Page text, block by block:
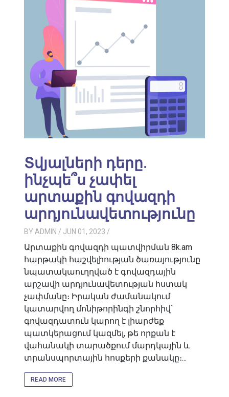
Տվյալների դերը.
ինչպե՞ս չափել
արտաքին գովազդի
արդյունավետությունը
BY ADMIN / JUN 01, 2023 /
Արտաքին գովազդի պատվիրման 8k.am
հարթակի հաշվելիության ծառայությունը
նպատակաուղղված է գովազդային
արշավի արդյունավետության հստակ
չափմանը։ Իրական ժամանակում
կատարվող մոնիթորինգի շնորհիվ՝
գովազդատուն կարող է լիարժեք
պատկերացում կազմել, թե որքան է
վահանակի տարածքում մարդկային և
տրանսպորտային հոսքերի քանակը։...
READ MORE